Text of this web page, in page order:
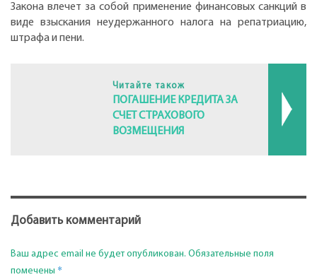
Закона влечет за собой применение финансовых санкций в
виде взыскания неудержанного налога на репатриацию,
штрафа и пени.
Читайте також
ПОГАШЕНИЕ КРЕДИТА ЗА
СЧЕТ СТРАХОВОГО
ВОЗМЕЩЕНИЯ
Добавить комментарий
Ваш адрес email не будет опубликован. Обязательные поля
помечены *